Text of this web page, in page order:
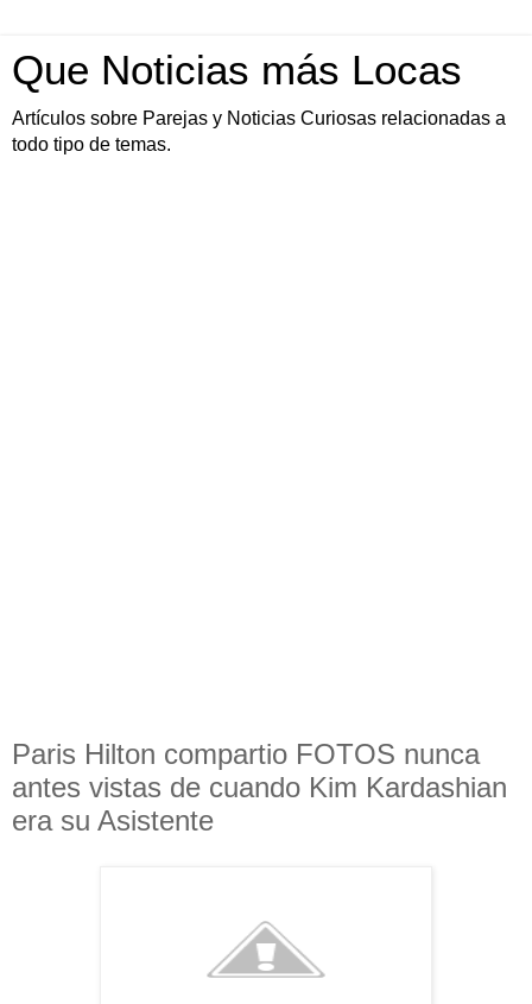
Que Noticias más Locas
Artículos sobre Parejas y Noticias Curiosas relacionadas a
todo tipo de temas.
Paris Hilton compartio FOTOS nunca
antes vistas de cuando Kim Kardashian
era su Asistente